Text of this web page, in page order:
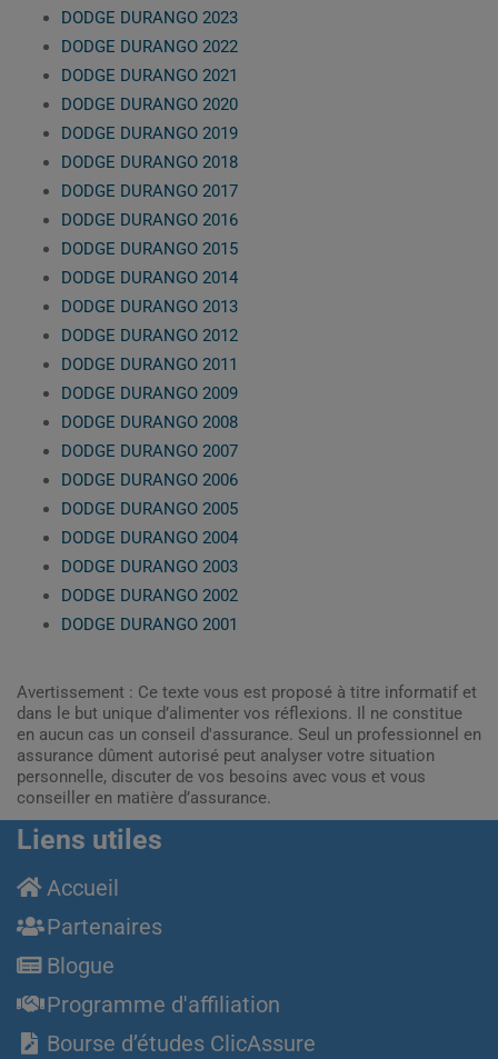
DODGE DURANGO 2023
DODGE DURANGO 2022
DODGE DURANGO 2021
DODGE DURANGO 2020
DODGE DURANGO 2019
DODGE DURANGO 2018
DODGE DURANGO 2017
DODGE DURANGO 2016
DODGE DURANGO 2015
DODGE DURANGO 2014
DODGE DURANGO 2013
DODGE DURANGO 2012
DODGE DURANGO 2011
DODGE DURANGO 2009
DODGE DURANGO 2008
DODGE DURANGO 2007
DODGE DURANGO 2006
DODGE DURANGO 2005
DODGE DURANGO 2004
DODGE DURANGO 2003
DODGE DURANGO 2002
DODGE DURANGO 2001
Avertissement : Ce texte vous est proposé à titre informatif et
dans le but unique d’alimenter vos réflexions. Il ne constitue
en aucun cas un conseil d'assurance. Seul un professionnel en
assurance dûment autorisé peut analyser votre situation
personnelle, discuter de vos besoins avec vous et vous
conseiller en matière d’assurance.
Liens utiles
Accueil
Partenaires
Blogue
Programme d'affiliation
Bourse d’études ClicAssure